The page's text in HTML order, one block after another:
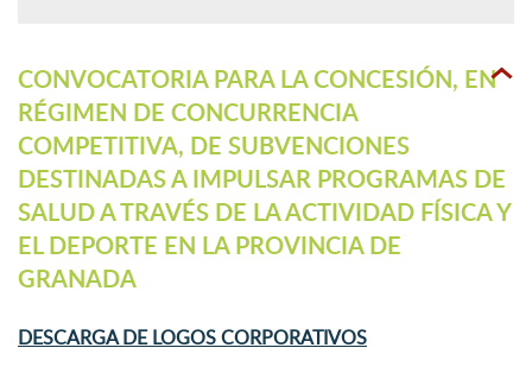
CONVOCATORIA PARA LA CONCESIÓN, EN
RÉGIMEN DE CONCURRENCIA
COMPETITIVA, DE SUBVENCIONES
DESTINADAS A IMPULSAR PROGRAMAS DE
SALUD A TRAVÉS DE LA ACTIVIDAD FÍSICA Y
EL DEPORTE EN LA PROVINCIA DE
GRANADA
DESCARGA DE LOGOS CORPORATIVOS